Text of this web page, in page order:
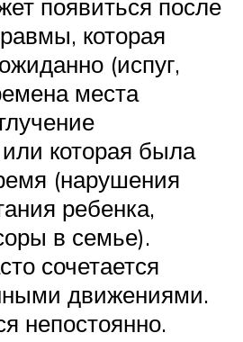
появиться после
которая
(испуг,
места
которая была
(нарушения
ребенка,
в семье).
сочетается
движениями.
непостоянно.